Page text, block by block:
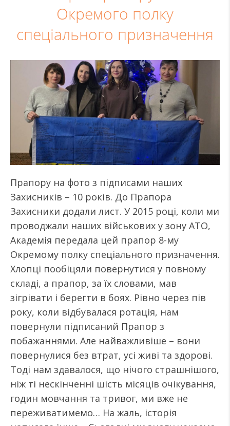
Окремого полку
спеціального призначення
Прапору на фото з підписами наших
Захисників – 10 років. До Прапора
Захисники додали лист. У 2015 році, коли ми
проводжали наших військових у зону АТО,
Академія передала цей прапор 8-му
Окремому полку спеціального призначення.
Хлопці пообіцяли повернутися у повному
складі, а прапор, за їх словами, мав
зігрівати і берегти в боях. Рівно через пів
року, коли відбувалася ротація, нам
повернули підписаний Прапор з
побажаннями. Але найважливіше – вони
повернулися без втрат, усі живі та здорові.
Тоді нам здавалося, що нічого страшнішого,
ніж ті нескінченні шість місяців очікування,
годин мовчання та тривог, ми вже не
переживатимемо… На жаль, історія